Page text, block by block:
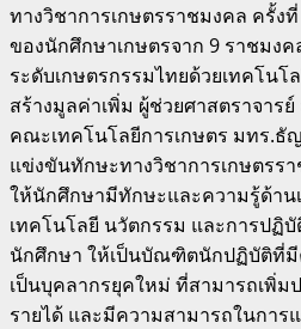
ทางวิชาการเกษตรราชมงคล ครั้ง
ของนักศึกษาเกษตรจาก 9 ราชมงค
ระดับเกษตรกรรมไทยด้วยเทคโน
สร้างมูลค่าเพิ่ม ผู้ช่วยศาสตราจา
คณะเทคโนโลยีการเกษตร มทร.ธัญ
แข่งขันทักษะทางวิชาการเกษตรรา
ให้นักศึกษามีทักษะและความรู้ด้าน
เทคโนโลยี นวัตกรรม และการปฏิ
นักศึกษา ให้เป็นบัณฑิตนักปฏิบัติที่
เป็นบุคลากรยุคใหม่ ที่สามารถเพิ่ม
รายได้ และมีความสามารถในกา